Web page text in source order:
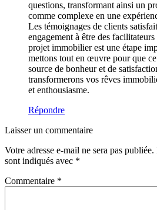
questions, transformant ainsi un
comme complexe en une
Les témoignages de clients
engagement à être des
projet immobilier est une étape
mettons tout en œuvre pour que
source de bonheur et de
transformerons vos rêves
et enthousiasme.
Répondre
Laisser un commentaire
Votre adresse e-mail ne sera pas publiée.
sont indiqués avec *
Commentaire *